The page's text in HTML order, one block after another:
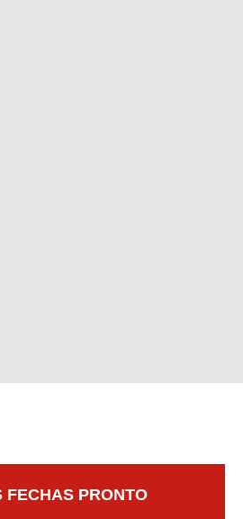
FECHAS PRONTO